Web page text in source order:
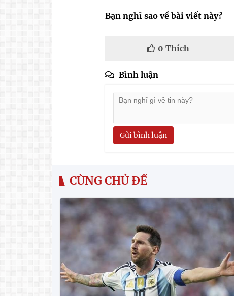
Bạn nghĩ sao về bài viết này?
0 Thích
Bình luận
Gửi bình luận
CÙNG CHỦ ĐỀ